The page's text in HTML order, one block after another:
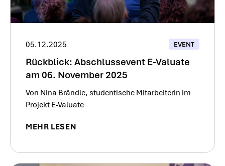
05.12.2025 EVENT
Rückblick: Abschlussevent E-Valuate
am 06. November 2025
Von Nina Brändle, studentische Mitarbeiterin im
Projekt E-Valuate
MEHR LESEN